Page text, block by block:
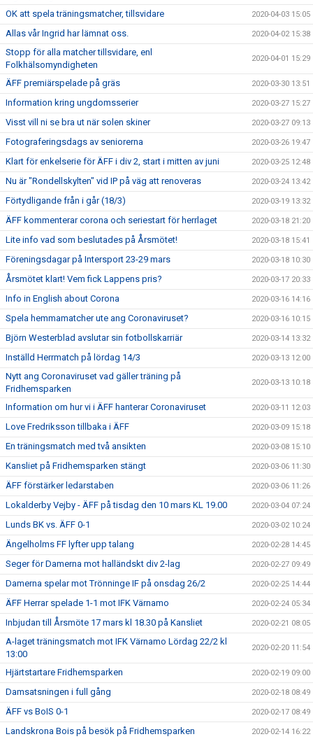
OK att spela träningsmatcher, tillsvidare 2020-04-03 15:05
Allas vår Ingrid har lämnat oss. 2020-04-02 15:38
Stopp för alla matcher tillsvidare, enl
Folkhälsomyndigheten
2020-04-01 15:29
ÄFF premiärspelade på gräs 2020-03-30 13:51
Information kring ungdomsserier 2020-03-27 15:27
Visst vill ni se bra ut när solen skiner 2020-03-27 09:13
Fotograferingsdags av seniorerna 2020-03-26 19:47
Klart för enkelserie för ÄFF i div 2, start i mitten av juni 2020-03-25 12:48
Nu är "Rondellskylten" vid IP på väg att renoveras 2020-03-24 13:42
Förtydligande från i går (18/3) 2020-03-19 13:32
ÄFF kommenterar corona och seriestart för herrlaget 2020-03-18 21:20
Lite info vad som beslutades på Årsmötet! 2020-03-18 15:41
Föreningsdagar på Intersport 23-29 mars 2020-03-18 10:30
Årsmötet klart! Vem fick Lappens pris? 2020-03-17 20:33
Info in English about Corona 2020-03-16 14:16
Spela hemmamatcher ute ang Coronaviruset? 2020-03-16 10:15
Björn Westerblad avslutar sin fotbollskarriär 2020-03-14 13:32
Inställd Herrmatch på lördag 14/3 2020-03-13 12:00
Nytt ang Coronaviruset vad gäller träning på
Fridhemsparken
2020-03-13 10:18
Information om hur vi i ÄFF hanterar Coronaviruset 2020-03-11 12:03
Love Fredriksson tillbaka i ÄFF 2020-03-09 15:18
En träningsmatch med två ansikten 2020-03-08 15:10
Kansliet på Fridhemsparken stängt 2020-03-06 11:30
ÄFF förstärker ledarstaben 2020-03-06 11:26
Lokalderby Vejby - ÄFF på tisdag den 10 mars KL 19.00 2020-03-04 07:24
Lunds BK vs. ÄFF 0-1 2020-03-02 10:24
Ängelholms FF lyfter upp talang 2020-02-28 14:45
Seger för Damerna mot halländskt div 2-lag 2020-02-27 09:49
Damerna spelar mot Trönninge IF på onsdag 26/2 2020-02-25 14:44
ÄFF Herrar spelade 1-1 mot IFK Värnamo 2020-02-24 05:34
Inbjudan till Årsmöte 17 mars kl 18.30 på Kansliet 2020-02-21 08:05
A-laget träningsmatch mot IFK Värnamo Lördag 22/2 kl
13:00
2020-02-20 11:54
Hjärtstartare Fridhemsparken 2020-02-19 09:00
Damsatsningen i full gång 2020-02-18 08:49
ÄFF vs BoIS 0-1 2020-02-17 08:49
Landskrona Bois på besök på Fridhemsparken 2020-02-14 16:22